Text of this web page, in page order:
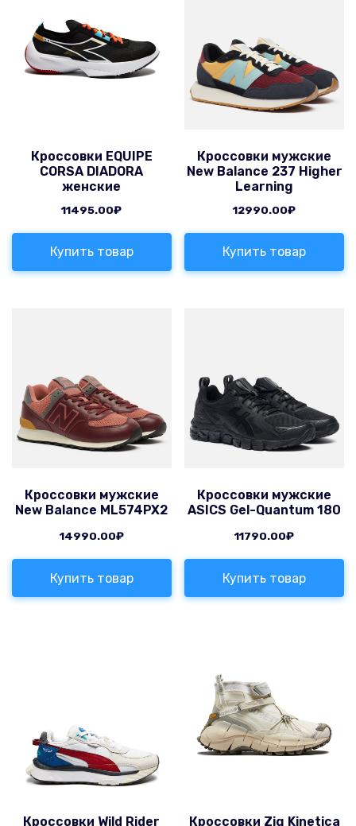
Кроссовки EQUIPE
CORSA DIADORA
женские
11495.00₽
Купить товар
Кроссовки мужские
New Balance 237 Higher
Learning
12990.00₽
Купить товар
Кроссовки мужские
New Balance ML574PX2
14990.00₽
Купить товар
Кроссовки мужские
ASICS Gel-Quantum 180
11790.00₽
Купить товар
Кроссовки Wild Rider Кроссовки Zig Kinetica